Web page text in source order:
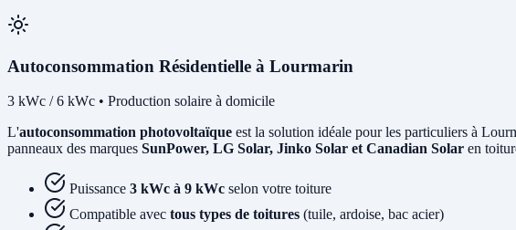
Autoconsommation Résidentielle à Lourmarin
3 kWc / 6 kWc • Production solaire à domicile
L'autoconsommation photovoltaïque est la solution idéale pour les particuliers à
panneaux des marques SunPower, LG Solar, Jinko Solar et Canadian Solar en
Puissance 3 kWc à 9 kWc selon votre toiture
Compatible avec tous types de toitures (tuile, ardoise, bac acier)